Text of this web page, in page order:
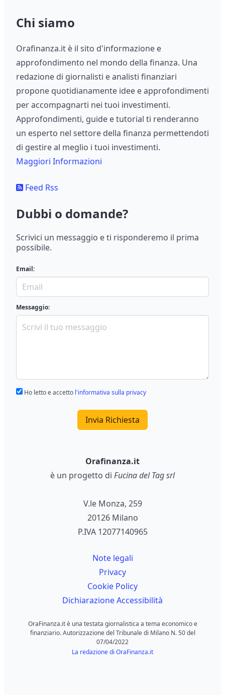
Chi siamo
Orafinanza.it è il sito d'informazione e
approfondimento nel mondo della finanza. Una
redazione di giornalisti e analisti finanziari
propone quotidianamente idee e approfondimenti
per accompagnarti nei tuoi investimenti.
Approfondimenti, guide e tutorial ti renderanno
un esperto nel settore della finanza permettendoti
di gestire al meglio i tuoi investimenti.
Maggiori Informazioni
Feed Rss
Dubbi o domande?
Scrivici un messaggio e ti risponderemo il prima
possibile.
Email:
Messaggio:
Ho letto e accetto l'informativa sulla privacy
Invia Richiesta
Orafinanza.it
è un progetto di Fucina del Tag srl
V.le Monza, 259
20126 Milano
P.IVA 12077140965
Note legali
Privacy
Cookie Policy
Dichiarazione Accessibilità
OraFinanza.it è una testata giornalistica a tema economico e
finanziario. Autorizzazione del Tribunale di Milano N. 50 del
07/04/2022
La redazione di OraFinanza.it